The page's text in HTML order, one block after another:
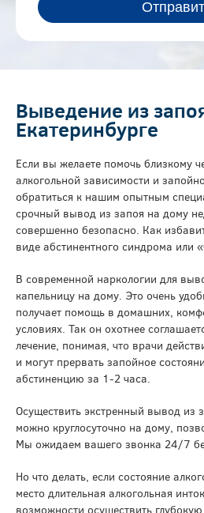
Выведение из
Екатеринбурге
Если вы желаете помочь близкому
алкогольной зависимости и
обратиться к нашим опытным
срочный вывод из запоя на дому
совершенно безопасно. Как
виде абстинентного синдрома или
В современной наркологии для
капельницу на дому. Это очень
получает помощь в домашних,
условиях. Так он охотнее
лечение, понимая, что врачи
и могут прервать запойное
абстиненцию за 1-2 часа.
Осуществить экстренный вывод из
можно круглосуточно на дому,
Мы ожидаем вашего звонка 24/7
Но что делать, если состояние
место длительная алкогольная
возможности осуществить